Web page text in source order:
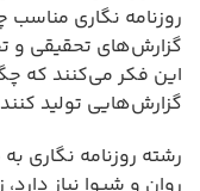
روزنامه نگاری
گزارش‌های تحقیقی و
این فکر می‌کنند که
گزارش‌هایی تولید
رشته روزنامه نگاری